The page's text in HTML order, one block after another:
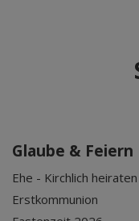
Glaube & Feiern
Ehe - Kirchlich heiraten
Erstkommunion